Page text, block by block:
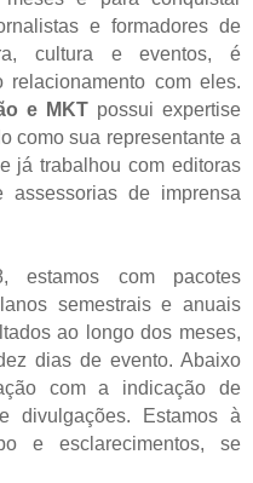
e formadores de
cultura e eventos, é
com eles.
e MKTpossui expertise
como sua representante a
já trabalhou com editoras
de imprensa
com pacotes
semestrais e anuais
ao longo dos meses,
dias de evento. Abaixo
com a indicação de
divulgações. Estamos à
e esclarecimentos, se